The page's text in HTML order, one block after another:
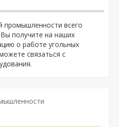
промышленности всего
получите на наших
о работе угольных
связаться с